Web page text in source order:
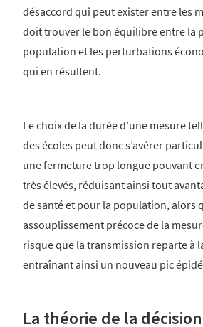
désaccord qui peut exister entre les
doit trouver le bon équilibre entre la
population et les perturbations
qui en résultent.
Le choix de la durée d’une mesure
des écoles peut donc s’avérer
une fermeture trop longue pouvant
très élevés, réduisant ainsi tout
de santé et pour la population, alors
assouplissement précoce de la
risque que la transmission reparte à
entraînant ainsi un nouveau pic
La théorie de la